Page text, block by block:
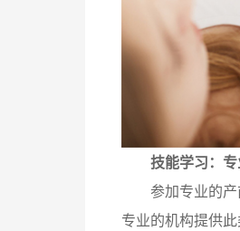
技能学习：
参加专业的产
专业的机构提供